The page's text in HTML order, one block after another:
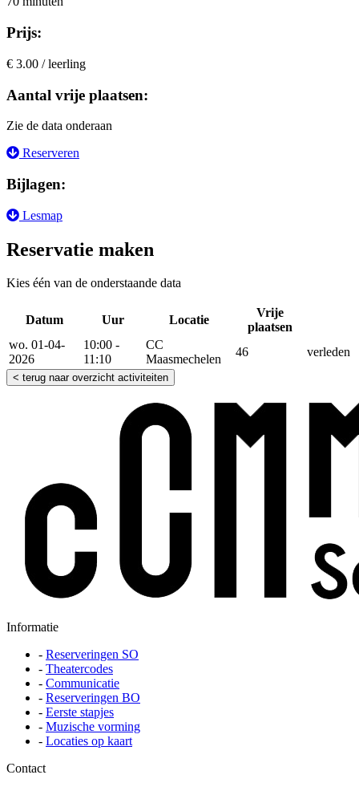
Prijs:
€ 3.00 / leerling
Aantal vrije plaatsen:
Zie de data onderaan
Reserveren
Bijlagen:
Lesmap
Reservatie maken
Kies één van de onderstaande data
Datum Uur Locatie
Vrije
plaatsen
wo. 01-04-
2026
10:00 -
11:10
CC
Maasmechelen
46 verleden
< terug naar overzicht activiteiten
Informatie
- Reserveringen SO
- Theatercodes
- Communicatie
- Reserveringen BO
- Eerste stapjes
- Muzische vorming
- Locaties op kaart
Contact